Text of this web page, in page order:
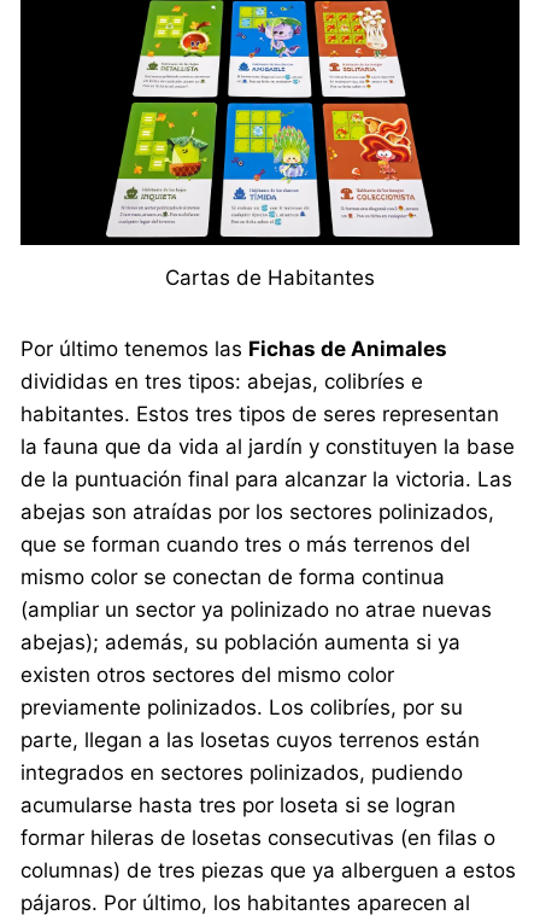
Cartas de Habitantes
Por último tenemos las Fichas de Animales
divididas en tres tipos: abejas, colibríes e
habitantes. Estos tres tipos de seres representan
la fauna que da vida al jardín y constituyen la base
de la puntuación final para alcanzar la victoria. Las
abejas son atraídas por los sectores polinizados,
que se forman cuando tres o más terrenos del
mismo color se conectan de forma continua
(ampliar un sector ya polinizado no atrae nuevas
abejas); además, su población aumenta si ya
existen otros sectores del mismo color
previamente polinizados. Los colibríes, por su
parte, llegan a las losetas cuyos terrenos están
integrados en sectores polinizados, pudiendo
acumularse hasta tres por loseta si se logran
formar hileras de losetas consecutivas (en filas o
columnas) de tres piezas que ya alberguen a estos
pájaros. Por último, los habitantes aparecen al